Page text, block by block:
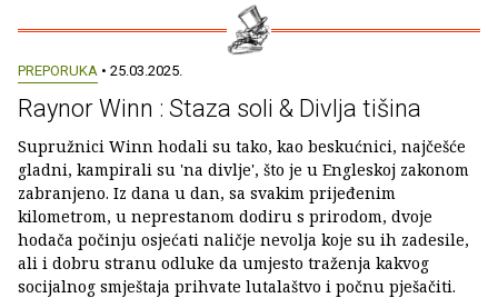
PREPORUKA • 25.03.2025.
Raynor Winn : Staza soli & Divlja tišina
Supružnici Winn hodali su tako, kao beskućnici, najčešće
gladni, kampirali su 'na divlje', što je u Engleskoj zakonom
zabranjeno. Iz dana u dan, sa svakim prijeđenim
kilometrom, u neprestanom dodiru s prirodom, dvoje
hodača počinju osjećati naličje nevolja koje su ih zadesile,
ali i dobru stranu odluke da umjesto traženja kakvog
socijalnog smještaja prihvate lutalaštvo i počnu pješačiti.